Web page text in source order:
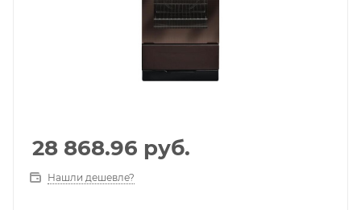
28 868.96 руб.
Нашли дешевле?